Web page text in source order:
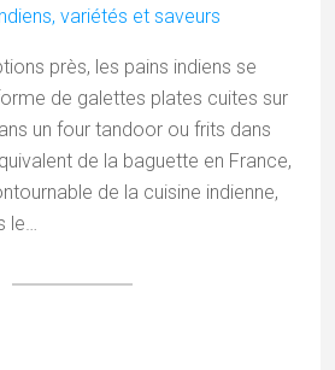
près, les pains indiens se
de galettes plates cuites sur
un four tandoor ou frits dans
de la baguette en France,
de la cuisine indienne,
le…